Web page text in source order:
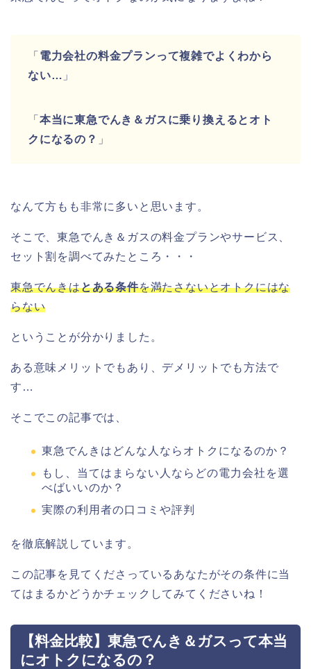
「 電力会社の料金プランって複雑でよくわから
ない… 」
「 本当に東急でんき＆ガスに乗り換えるとオト
クになるの？ 」
なんて方もも非常に多いと思います。
そこで、東急でんき＆ガスの料金プランやサービス、
セット割を調べてみたところ・・・
東急でんきはとある条件を満たさないとオトクにはな
らない
ということが分かりました。
ある意味メリットでもあり、デメリットでも方法で
す…
そこでこの記事では、
東急でんきはどんな人ならオトクになるのか？
もし、当てはまらない人ならどの電力会社を選
べばいいのか？
実際の利用者の口コミや評判
を徹底解説しています。
この記事を見てくださっているあなたがその条件に当
てはまるかどうかチェックしてみてくださいね！
【料金比較】東急でんき＆ガスって本当
にオトクになるの？